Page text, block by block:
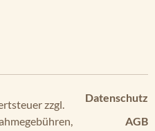
Datenschutz
AGB
zzgl.